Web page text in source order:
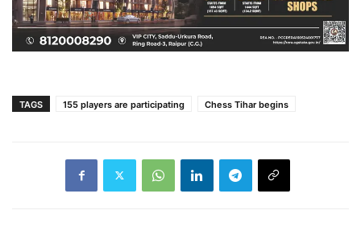
TAGS 155 players are participating Chess Tihar begins